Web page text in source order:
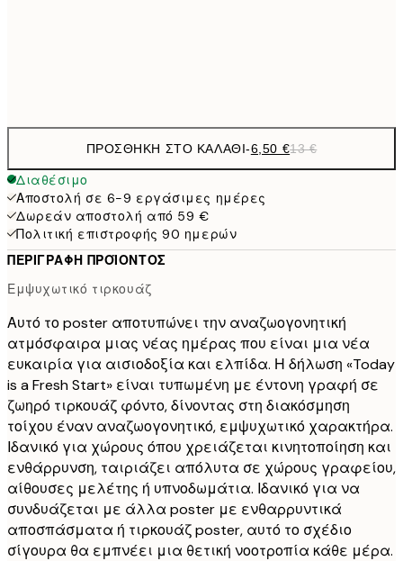
ΠΡΟΣΘΉΚΗ ΣΤΟ ΚΑΛΆΘΙ-6,50 €13 €
Διαθέσιμο
Αποστολή σε 6-9 εργάσιμες ημέρες
Δωρεάν αποστολή από 59 €
Πολιτική επιστροφής 90 ημερών
ΠΕΡΙΓΡΑΦΉ ΠΡΟΪΌΝΤΟΣ
Εμψυχωτικό τιρκουάζ
Αυτό το poster αποτυπώνει την αναζωογονητική
ατμόσφαιρα μιας νέας ημέρας που είναι μια νέα
ευκαιρία για αισιοδοξία και ελπίδα. Η δήλωση «Today
is a Fresh Start» είναι τυπωμένη με έντονη γραφή σε
ζωηρό τιρκουάζ φόντο, δίνοντας στη διακόσμηση
τοίχου έναν αναζωογονητικό, εμψυχωτικό χαρακτήρα.
Ιδανικό για χώρους όπου χρειάζεται κινητοποίηση και
ενθάρρυνση, ταιριάζει απόλυτα σε χώρους γραφείου,
αίθουσες μελέτης ή υπνοδωμάτια. Ιδανικό για να
συνδυάζεται με άλλα poster με ενθαρρυντικά
αποσπάσματα ή τιρκουάζ poster, αυτό το σχέδιο
σίγουρα θα εμπνέει μια θετική νοοτροπία κάθε μέρα.